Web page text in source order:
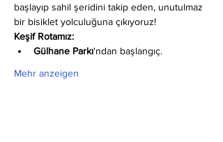
başlayıp sahil şeridini takip eden, unutulmaz
bir bisiklet yolculuğuna çıkıyoruz!
Keşif Rotamız:
Gülhane Parkı'ndan başlangıç.
Mehr anzeigen